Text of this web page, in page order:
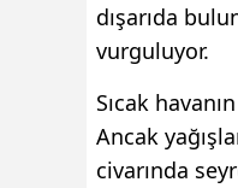
dışarıda
vurguluyor.
Sıcak
Ancak
civarında